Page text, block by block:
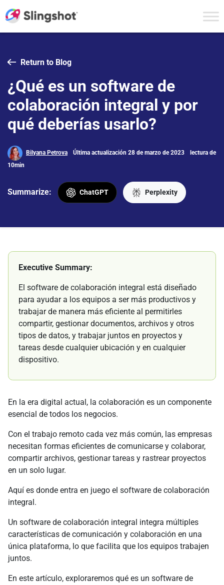
Return to Blog
¿Qué es un software de
colaboración integral y por
qué deberías usarlo?
Bilyana Petrova Última actualización 28 de marzo de 2023
lectura de
10min
Summarize: ChatGPT Perplexity
Executive Summary:
El software de colaboración integral está diseñado
para ayudar a los equipos a ser más productivos y
trabajar de manera más eficiente al permitirles
compartir, gestionar documentos, archivos y otros
tipos de datos, y trabajar juntos en proyectos y
tareas desde cualquier ubicación y en cualquier
dispositivo.
En la era digital actual, la colaboración es un componente
esencial de todos los negocios.
Con el trabajo remoto cada vez más común, las empresas
necesitan formas eficientes de comunicarse y colaborar,
compartir archivos, gestionar tareas y rastrear proyectos
en un solo lugar.
Aquí es donde entra en juego el software de colaboración
integral.
Un software de colaboración integral integra múltiples
características de comunicación y colaboración en una
única plataforma, lo que facilita que los equipos trabajen
juntos.
En este artículo, exploraremos qué es un software de